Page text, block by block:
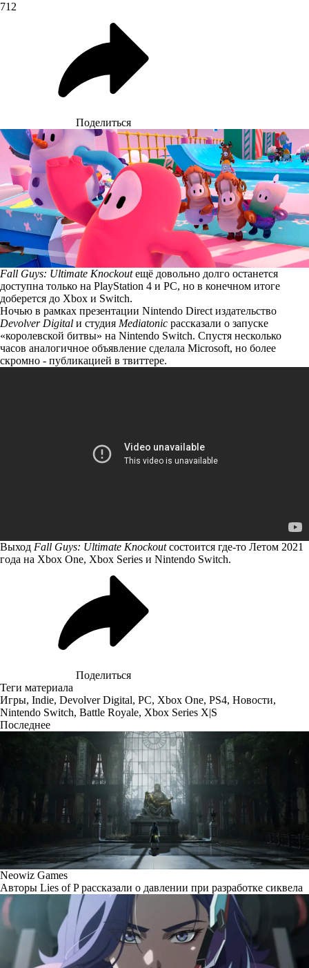
712
Поделиться
Fall Guys: Ultimate Knockoutещё довольно долго останется
доступна только на PlayStation 4 и PC, но в конечном итоге
доберется до Xbox и Switch.
Ночью в рамках презентации Nintendo Direct издательство
Devolver Digital и студия Mediatonic рассказали о запуске
«королевской битвы» на Nintendo Switch. Спустя несколько
часов аналогичное объявление сделала Microsoft, но более
скромно - публикацией в твиттере.
Выход Fall Guys: Ultimate Knockoutсостоится где-то Летом 2021
года на Xbox One, Xbox Series и Nintendo Switch.
Поделиться
Теги материала
Игры, Indie, Devolver Digital, PC, Xbox One, PS4, Новости,
Nintendo Switch, Battle Royale, Xbox Series X|S
Последнее
Neowiz Games
Авторы Lies of P рассказали о давлении при разработке сиквела